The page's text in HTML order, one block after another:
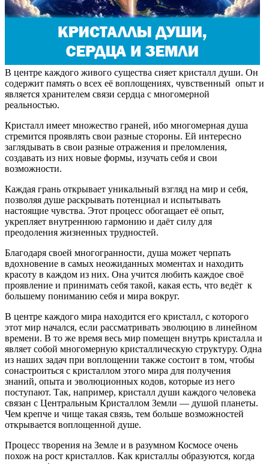
В центре каждого живого существа сияет кристалл души. Он
содержит память о всех её воплощениях, чувственный опыт и
является хранителем связи сердца с многомерной
реальностью.
Кристалл имеет множество граней, ибо многомерная душа
стремится проявлять свои разные стороны. Ей интересно
заглядывать в свои разные отражения и преломления,
создавать из них новые формы, изучать себя и свои
возможности.
Каждая грань открывает уникальный взгляд на мир и себя,
позволяя душе раскрывать потенциал и испытывать
настоящие чувства. Этот процесс обогащает её опыт,
укрепляет внутреннюю гармонию и даёт силу для
преодоления жизненных трудностей.
Благодаря своей многогранности, душа может черпать
вдохновение в самых неожиданных моментах и находить
красоту в каждом из них. Она учится любить каждое своё
проявление и принимать себя такой, какая есть, что ведёт к
большему пониманию себя и мира вокруг.
В центре каждого мира находится его кристалл, с которого
этот мир начался, если рассматривать эволюцию в линейном
времени. В то же время весь мир помещен внутрь кристалла и
являет собой многомерную кристаллическую структуру. Одна
из наших задач при воплощении также состоит в том, чтобы
сонастроиться с кристаллом этого мира для получения
знаний, опыта и эволюционных кодов, которые из него
поступают. Так, например, кристалл души каждого человека
связан с Центральным Кристаллом Земли — душой планеты.
Чем крепче и чище такая связь, тем больше возможностей
открывается воплощенной душе.
Процесс творения на Земле и в разумном Космосе очень
похож на рост кристаллов. Как кристаллы образуются, когда